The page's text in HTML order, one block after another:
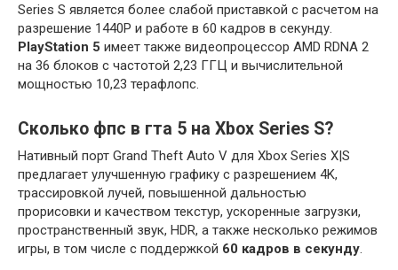
Series S является более слабой приставкой с расчетом на
разрешение 1440P и работе в 60 кадров в секунду.
PlayStation 5 имеет также видеопроцессор AMD RDNA 2
на 36 блоков с частотой 2,23 ГГЦ и вычислительной
мощностью 10,23 терафлопс.
Сколько фпс в гта 5 на Xbox Series S?
Нативный порт Grand Theft Auto V для Xbox Series X|S
предлагает улучшенную графику с разрешением 4K,
трассировкой лучей, повышенной дальностью
прорисовки и качеством текстур, ускоренные загрузки,
пространственный звук, HDR, а также несколько режимов
игры, в том числе с поддержкой 60 кадров в секунду.